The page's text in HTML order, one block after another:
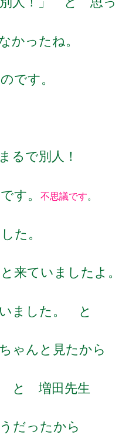
かったね。
です。
るで別人！
す。 不思議です。
た。
来ていましたよ。
いました。 と
んと見たから
と 増田先生
だったから